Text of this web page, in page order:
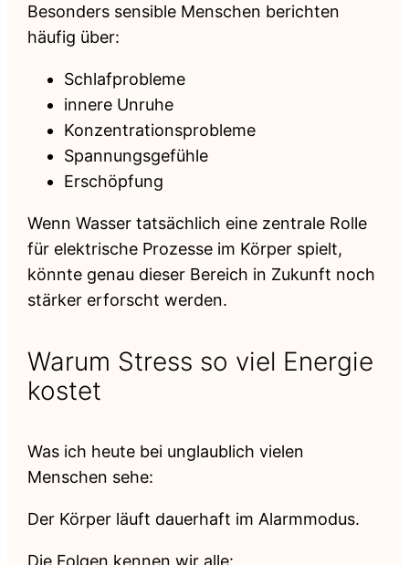
Besonders sensible Menschen berichten
häufig über:
Schlafprobleme
innere Unruhe
Konzentrationsprobleme
Spannungsgefühle
Erschöpfung
Wenn Wasser tatsächlich eine zentrale Rolle
für elektrische Prozesse im Körper spielt,
könnte genau dieser Bereich in Zukunft noch
stärker erforscht werden.
Warum Stress so viel Energie
kostet
Was ich heute bei unglaublich vielen
Menschen sehe:
Der Körper läuft dauerhaft im Alarmmodus.